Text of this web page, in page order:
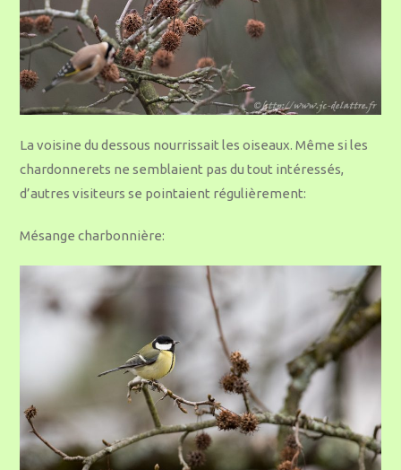
La voisine du dessous nourrissait les oiseaux. Même si les
chardonnerets ne semblaient pas du tout intéressés,
d’autres visiteurs se pointaient régulièrement:
Mésange charbonnière: